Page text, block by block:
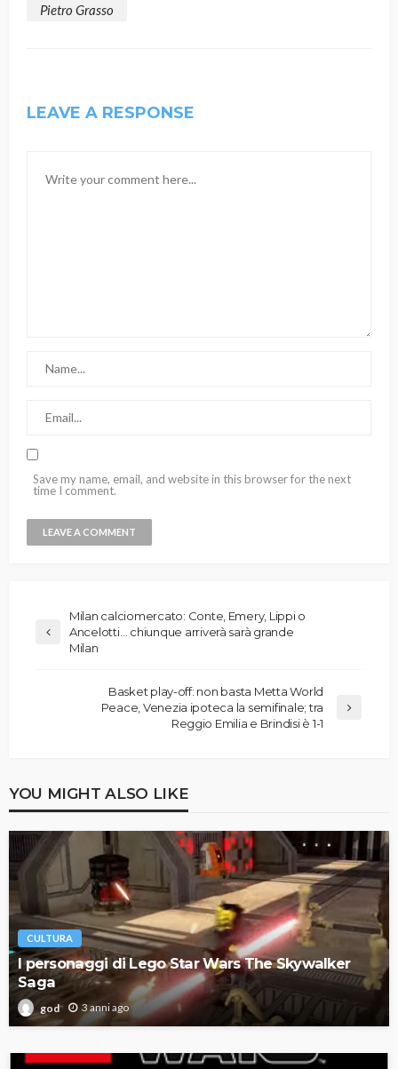
Pietro Grasso
LEAVE A RESPONSE
Save my name, email, and website in this browser for the next
time I comment.
Milan calciomercato: Conte, Emery, Lippi o
Ancelotti… chiunque arriverà sarà grande
Milan
Basket play-off: non basta Metta World
Peace, Venezia ipoteca la semifinale; tra
Reggio Emilia e Brindisi è 1-1
YOU MIGHT ALSO LIKE
CULTURA
I personaggi di Lego Star Wars The Skywalker
Saga
god 3 anni ago